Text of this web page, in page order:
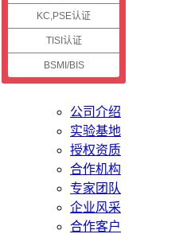
技术资讯
认证案例
关于储能
公司介绍
实验基地
授权资质
合作机构
专家团队
企业风采
合作客户
KC,PSE认证
TISI认证
BSMI/BIS